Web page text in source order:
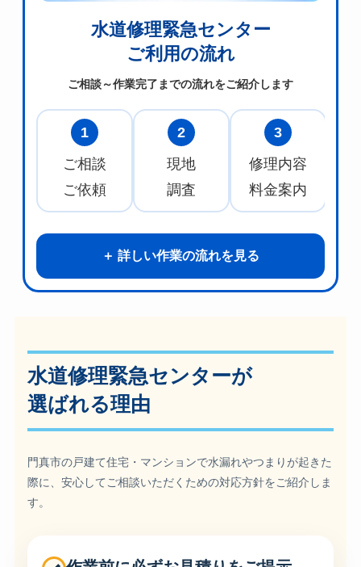
水道修理緊急センター
ご利用の流れ
ご相談～作業完了までの流れをご紹介します
1
ご相談
ご依頼
2
現地
調査
3
修理内容
料金案内
詳しい作業の流れを見る
水道修理緊急センターが
選ばれる理由
門真市の戸建て住宅・マンションで水漏れやつまりが起きた
際に、安心してご相談いただくための対応方針をご紹介しま
す。